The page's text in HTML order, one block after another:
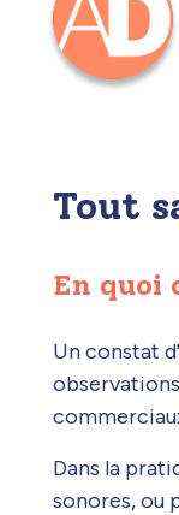
Tout
En quoi
Un constat
Dans la
sonores, ou